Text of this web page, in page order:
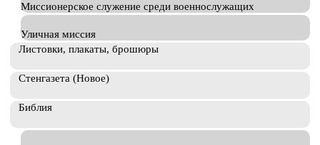
Миссионерское служение среди военнослужащих
Уличная миссия
Листовки, плакаты, брошюры
Стенгазета (Новое)
Библия